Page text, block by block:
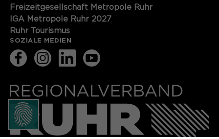
Freizeitgesellschaft Metropole Ruhr
IGA Metropole Ruhr 2027
Ruhr Tourismus
SOZIALE MEDIEN